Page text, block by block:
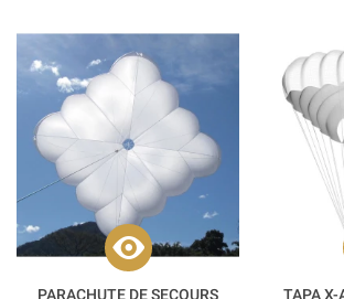
PARACHUTE DE SECOURS
TAPA X-